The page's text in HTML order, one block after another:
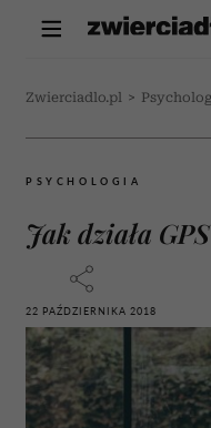
Zwierciadlo.pl >
PSYCHOLOGIA
Jak działa
22 PAŹDZIERNIKA 2018